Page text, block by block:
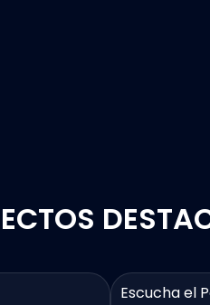
Escucha el